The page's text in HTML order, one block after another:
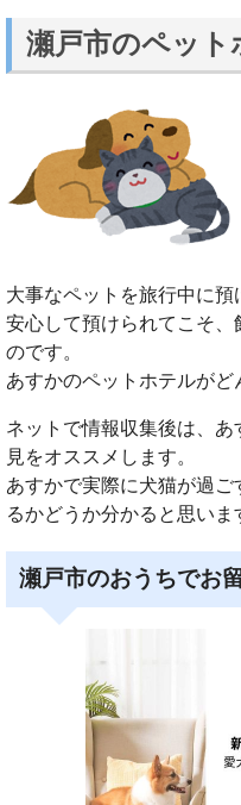
瀬戸市のペット
大事なペットを旅行中に預
安心して預けられてこそ
のです。
あすかのペットホテルがど
ネットで情報収集後は、
見をオススメします。
あすかで実際に犬猫が過
るかどうか分かると思いま
瀬戸市のおうちでお